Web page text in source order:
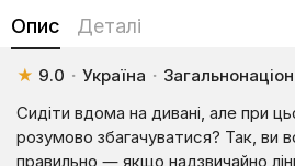
Катастрофи. Шанс вижити.
УНІАН. Серіал
Зниклі, 10 сезон, 4 с.
Опис Деталі
★ 9.0 · Україна ·
Сидіти вдома на дивані, але при
розумово збагачуватися? Так, ви
правильно — якщо надзвичайно